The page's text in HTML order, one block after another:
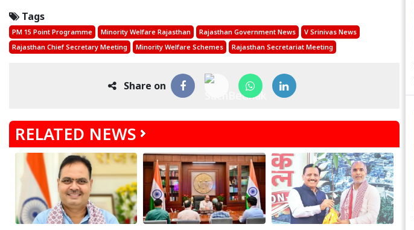
Tags
PM 15 Point Programme Minority Welfare Rajasthan Rajasthan Government News
V Srinivas News
Rajasthan Chief Secretary Meeting
Minority Welfare Schemes Rajasthan Secretariat Meeting
Share on
RELATED NEWS